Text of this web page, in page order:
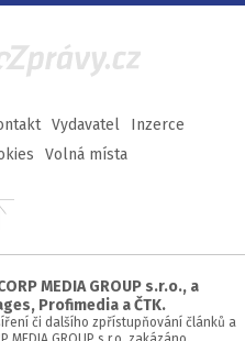
Instagram
YouTube
Vydavatel
Inzerce
Volná místa
MEDIA GROUP s.r.o., a
Profimedia a ČTK.
či dalšího zpřístupňování článků a